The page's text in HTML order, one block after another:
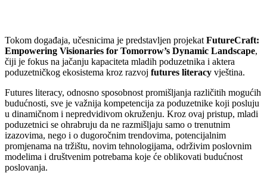
Tokom događaja, učesnicima je predstavljen projekat FutureCraft:
Empowering Visionaries for Tomorrow’s Dynamic Landscape,
čiji je fokus na jačanju kapaciteta mladih poduzetnika i aktera
poduzetničkog ekosistema kroz razvoj futures literacy vještina.
Futures literacy, odnosno sposobnost promišljanja različitih mogućih
budućnosti, sve je važnija kompetencija za poduzetnike koji posluju
u dinamičnom i nepredvidivom okruženju. Kroz ovaj pristup, mladi
poduzetnici se ohrabruju da ne razmišljaju samo o trenutnim
izazovima, nego i o dugoročnim trendovima, potencijalnim
promjenama na tržištu, novim tehnologijama, održivim poslovnim
modelima i društvenim potrebama koje će oblikovati budućnost
poslovanja.